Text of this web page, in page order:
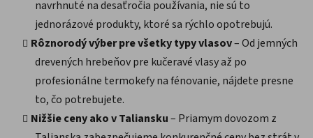
navrhnuté na desaťročia používania, nie sú to
jednorázové produkty, ktoré sa rýchlo opotrebujú.
Rôznorodý výber pre všetky typy vlasov– Od jemných
drevených hrebeňov pre kučeravé vlasy až po
profesionálne termokefy na fénovanie, nájdete presne
to, čo potrebujete.
Nižšie ceny ako v Taliansku– Priamym dovozom z